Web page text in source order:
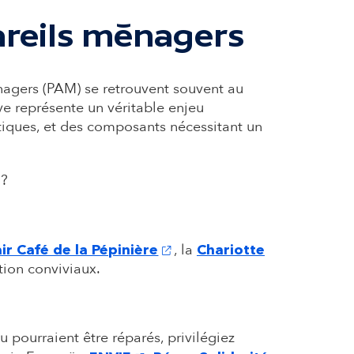
ménagers
(PAM) se retrouvent souvent au
représente un véritable enjeu
et des composants nécessitant un
un nouvel onglet)
Café de la Pépinière (s'ouvre dans un nouvel
, la Chariotte
conviviaux.
pourraient être réparés, privilégiez